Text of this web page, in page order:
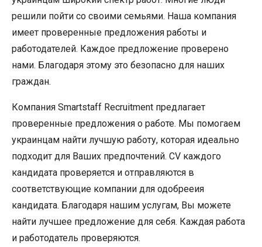
решили пойти со своими семьями. Наша компания
имеет проверенные предложения работы и
работодателей. Каждое предложение проверено
нами. Благодаря этому это безопасно для наших
граждан.
Компания Smartstaff Recruitment предлагает
проверенные предложения о работе. Мы помогаем
украинцам найти лучшую работу, которая идеально
подходит для Ваших предпочтений. CV каждого
кандидата проверяется и отправляются в
соответствующие компании для одобрееия
кандидата. Благодаря нашим услугам, Вы можете
найти лучшее предложение для себя. Каждая работа
и работодатель проверяются.